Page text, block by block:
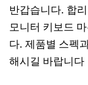
반갑습니다. 합
모니터 키보드
다. 제품별 스펙
해시길 바랍니다